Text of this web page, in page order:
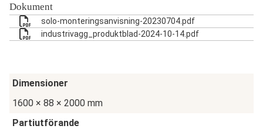
Dokument
solo-monteringsanvisning-20230704.pdf
industrivagg_produktblad-2024-10-14.pdf
Dimensioner
1600 × 88 × 2000 mm
Partiutförande